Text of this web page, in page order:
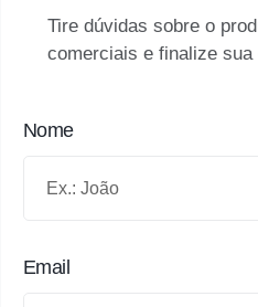
Tire dúvidas sobre o
comerciais e finalize sua
Nome
Email